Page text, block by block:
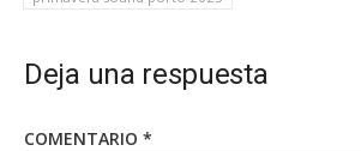
Deja una respuesta
COMENTARIO *